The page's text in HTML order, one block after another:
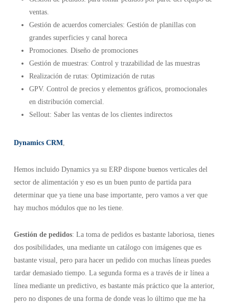
ventas.
Gestión de acuerdos comerciales: Gestión de planillas con
grandes superficies y canal horeca
Promociones. Diseño de promociones
Gestión de muestras: Control y trazabilidad de las muestras
Realización de rutas: Optimización de rutas
GPV. Control de precios y elementos gráficos, promocionales
en distribución comercial.
Sellout: Saber las ventas de los clientes indirectos
Dynamics CRM,
Hemos incluido Dynamics ya su ERP dispone buenos verticales del
sector de alimentación y eso es un buen punto de partida para
determinar que ya tiene una base importante, pero vamos a ver que
hay muchos módulos que no les tiene.
Gestión de pedidos: La toma de pedidos es bastante laboriosa, tienes
dos posibilidades, una mediante un catálogo con imágenes que es
bastante visual, pero para hacer un pedido con muchas líneas puedes
tardar demasiado tiempo. La segunda forma es a través de ir línea a
línea mediante un predictivo, es bastante más práctico que la anterior,
pero no dispones de una forma de donde veas lo último que me ha